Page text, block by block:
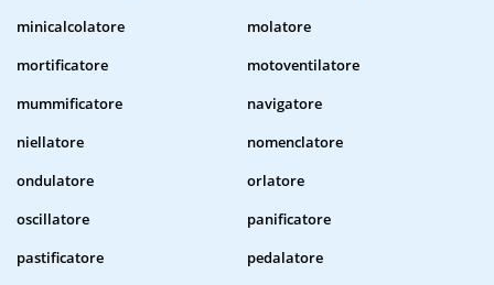
minicalcolatore
molatore
mortificatore
motoventilatore
mummificatore
navigatore
niellatore
nomenclatore
ondulatore
orlatore
oscillatore
panificatore
pastificatore
pedalatore